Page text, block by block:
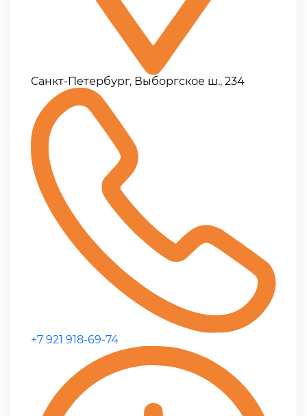
Санкт-Петербург, Выборгское ш., 234
+7 921 918-69-74